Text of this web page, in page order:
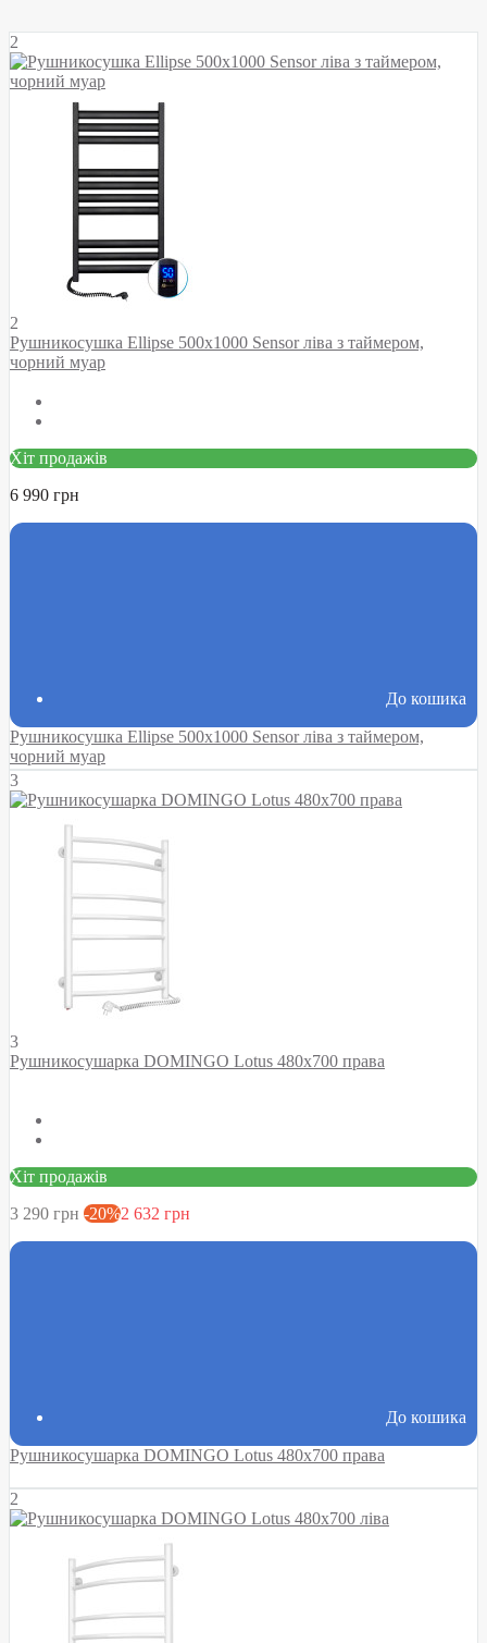
2
2
Рушникосушка Ellipse 500х1000 Sensor ліва з таймером,
чорний муар
Хіт продажів
6 990 грн
До кошика
Рушникосушка Ellipse 500х1000 Sensor ліва з таймером,
чорний муар
3
3
Рушникосушарка DOMINGO Lotus 480х700 права
Хіт продажів
3 290 грн -20%2 632 грн
До кошика
Рушникосушарка DOMINGO Lotus 480х700 права
2